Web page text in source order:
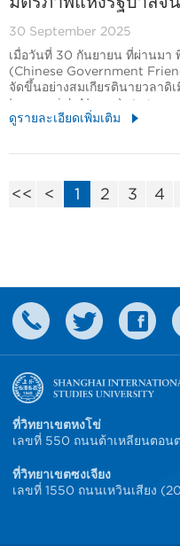
30 September 2025
เมื่อวันที่ 30 กันยายน ที่ผ่านมา
(Chinese Government
จัดขึ้นอย่างสมเกียรตินายวลา
Imamovich Norov) ศาสตรา
ศึกษาเซี่ยงไฮ้ได้รับเกียรติยศอันสู
ดูรายละเอียดเพิ่มเติม
<< < 1 2 3 4
ที่วิทยาเขตหงโข่
เลขที่ 550 ถนนต้าเหลียนตอ
ที่วิทยาเขตซงเจียง
เลขที่ 1550 ถนนเหวินเสียง